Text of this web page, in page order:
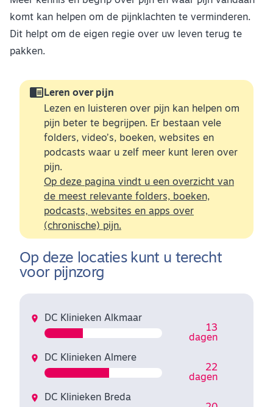
komt kan helpen om de pijnklachten te verminderen.
Dit helpt om de eigen regie over uw leven terug te
pakken.
 Leren over pijn
Lezen en luisteren over pijn kan helpen om
pijn beter te begrijpen. Er bestaan vele
folders, video’s, boeken, websites en
podcasts waar u zelf meer kunt leren over
pijn.
Op deze pagina vindt u een overzicht van
de meest relevante folders, boeken,
podcasts, websites en apps over
(chronische) pijn.
Op deze locaties kunt u terecht
voor pijnzorg
DC Klinieken Alkmaar
13
dagen
DC Klinieken Almere
22
dagen
DC Klinieken Breda